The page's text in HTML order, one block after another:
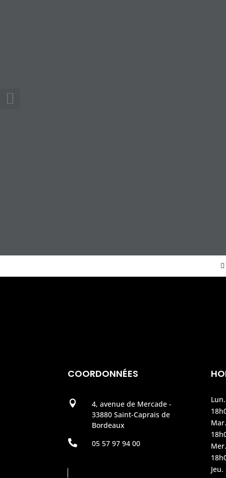
COORDONNÉES

4, avenue de Mercade -
33880 Saint-Caprais de
Bordeaux
 05 57 97 94 00